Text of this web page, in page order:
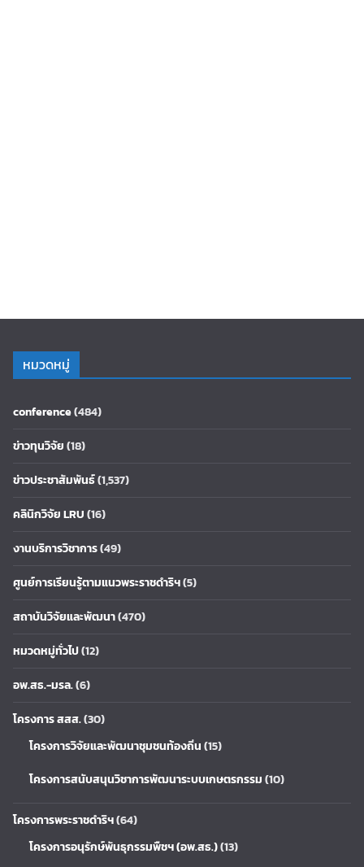
หมวดหมู่
conference(484)
ข่าวทุนวิจัย(18)
ข่าวประชาสัมพันธ์(1,537)
คลินิกวิจัย LRU(16)
งานบริการวิชาการ(49)
ศูนย์การเรียนรู้ตามแนวพระราชดำริฯ(5)
สถาบันวิจัยและพัฒนา(470)
หมวดหมู่ทั่วไป(12)
อพ.สธ.-มรล.(6)
โครงการ สสส.(30)
โครงการวิจัยและพัฒนาชุมชนท้องถิ่น(15)
โครงการสนับสนุนวิชาการพัฒนาระบบเกษตรกรรม(10)
โครงการพระราชดำริฯ(64)
โครงการอนุรักษ์พันธุกรรมพืชฯ (อพ.สธ.)(13)